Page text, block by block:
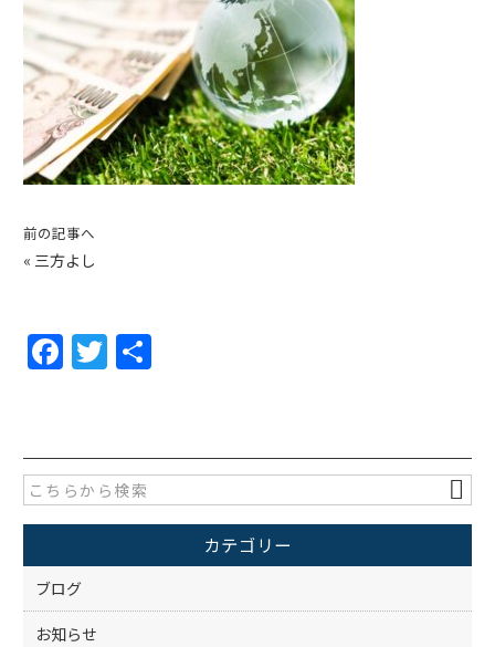
前の記事へ
« 三方よし
F
a
e
b
o
o
k
T
w
er
カテゴリー
ブログ
お知らせ